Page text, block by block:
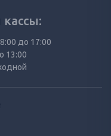
до 17:00
13:00